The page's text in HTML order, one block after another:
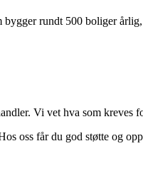
rundt 500 boliger
Vi vet hva som kreves
oss får du god støtte og